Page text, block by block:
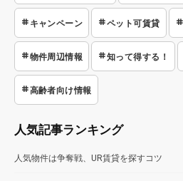
キャンペーン ペット可賃貸
物件周辺情報 知って得する！
高齢者向け情報
人気記事ランキング
人気物件は争奪戦、UR賃貸を探すコツ